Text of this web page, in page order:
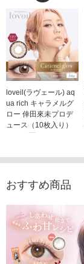
loveil(ラヴェール) aq
ua rich キャラメルグ
ロー 倖田來未プロデ
ュース（10枚入り）
おすすめ商品